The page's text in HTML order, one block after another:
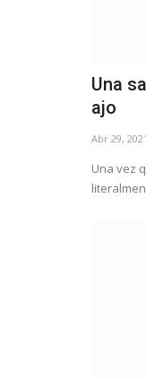
Una
ajo
Abr 29, 2021
Una vez